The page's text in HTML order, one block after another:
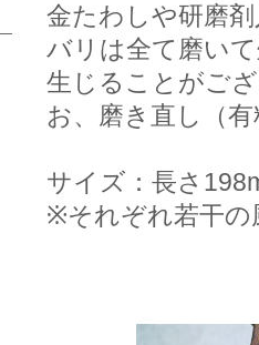
金たわしや研磨
バリは全て磨い
生じることがご
お、磨き直し（
サイズ：長さ
※それぞれ若干の